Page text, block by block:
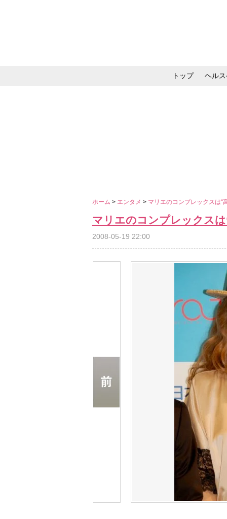
トップ ヘル
ホーム > エンタメ > マリエのコンプレックスは“
マリエのコンプレックス
2008-05-19 22:00